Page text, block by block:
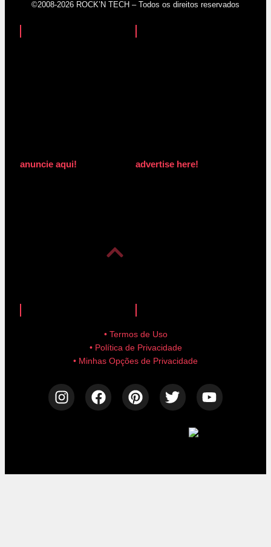
©2008-2026 ROCK’N TECH – Todos os direitos reservados
anuncie aqui! advertise here!
• Termos de Uso
• Política de Privacidade
• Minhas Opções de Privacidade